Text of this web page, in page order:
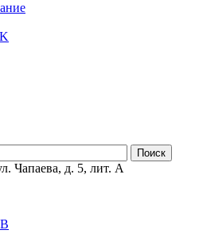
Поиск
Чапаева, д. 5, лит. А